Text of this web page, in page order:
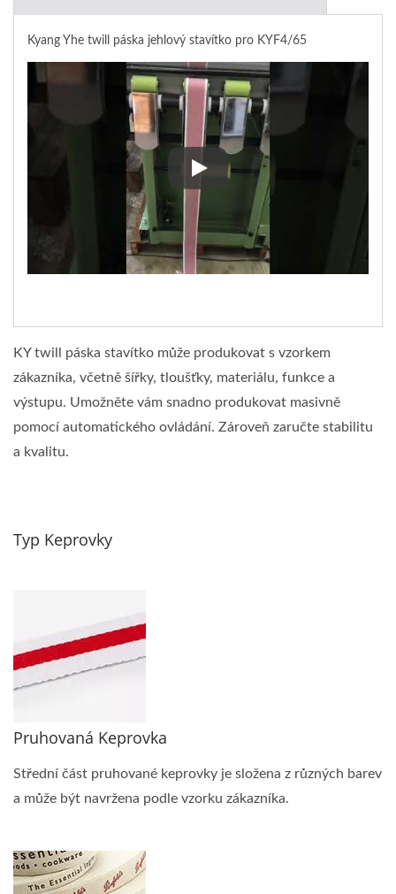
Kyang Yhe twill páska jehlový stavítko pro KYF4/65
Kyang Yhe twill páska jehlový
KY twill páska stavítko může produkovat s vzorkem
zákazníka, včetně šířky, tloušťky, materiálu, funkce a
výstupu. Umožněte vám snadno produkovat masivně
pomocí automatického ovládání. Zároveň zaručte stabilitu
a kvalitu.
Typ Keprovky
Pruhovaná Keprovka
Střední část pruhované keprovky je složena z různých barev
a může být navržena podle vzorku zákazníka.